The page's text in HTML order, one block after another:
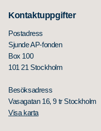
Kontaktuppgifter
Postadress
Sjunde AP-fonden
Box 100
101 21 Stockholm
Besöksadress
Vasagatan 16, 9 tr Stockholm
Visa karta